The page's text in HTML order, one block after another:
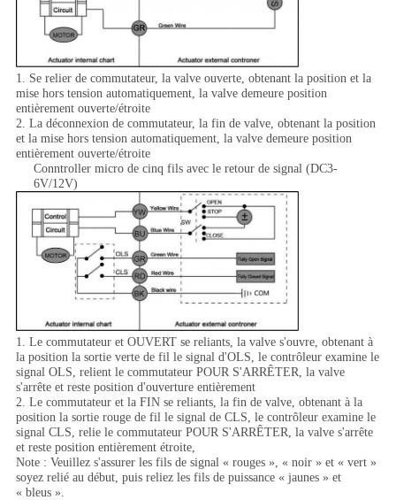
1. Se relier de commutateur, la valve ouverte, obtenant la position et la
mise hors tension automatiquement, la valve demeure position
entièrement ouverte/étroite
2. La déconnexion de commutateur, la fin de valve, obtenant la position
et la mise hors tension automatiquement, la valve demeure position
entièrement ouverte/étroite
Conntroller micro de cinq fils avec le retour de signal (DC3-
6V/12V)
1. Le commutateur et OUVERT se reliants, la valve s'ouvre, obtenant à
la position la sortie verte de fil le signal d'OLS, le contrôleur examine le
signal OLS, relient le commutateur POUR S'ARRÊTER, la valve
s'arrête et reste position d'ouverture entièrement
2. Le commutateur et la FIN se reliants, la fin de valve, obtenant à la
position la sortie rouge de fil le signal de CLS, le contrôleur examine le
signal CLS, relie le commutateur POUR S'ARRÊTER, la valve s'arrête
et reste position entièrement étroite,
Note : Veuillez s'assurer les fils de signal « rouges », « noir » et « vert »
soyez relié au début, puis reliez les fils de puissance « jaunes » et
« bleus ».